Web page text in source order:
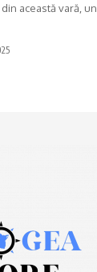
această vară,